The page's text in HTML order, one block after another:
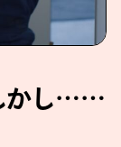
しかし……